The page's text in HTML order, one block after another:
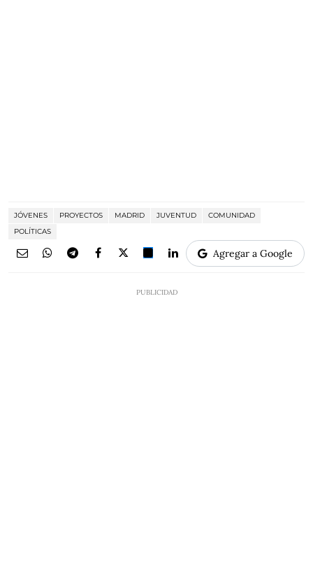
JÓVENES PROYECTOS MADRID JUVENTUD
COMUNIDAD
POLÍTICAS
Agregar a Google